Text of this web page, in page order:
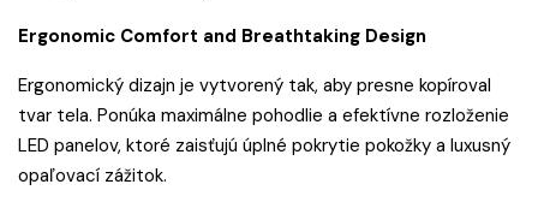
Ergonomic Comfort and Breathtaking Design
Ergonomický dizajn je vytvorený tak, aby presne kopíroval
tvar tela. Ponúka maximálne pohodlie a efektívne rozloženie
LED panelov, ktoré zaisťujú úplné pokrytie pokožky a luxusný
opaľovací zážitok.